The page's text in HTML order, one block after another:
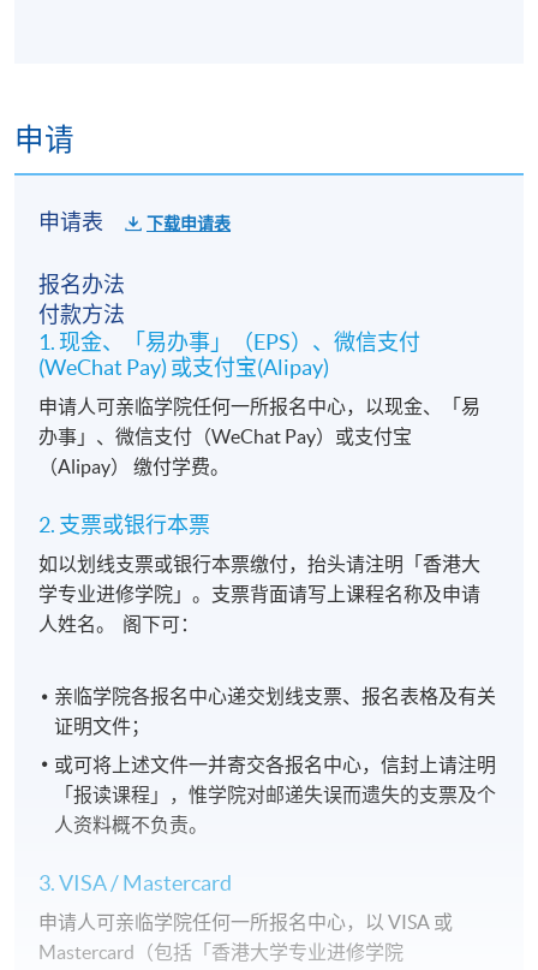
申请
申请表 下载申请表
报名办法
付款方法
1. 现金、「易办事」（EPS）、微信支付
(WeChat Pay) 或支付宝(Alipay)
申请人可亲临学院任何一所报名中心，以现金、「易
办事」、微信支付（WeChat Pay）或支付宝
（Alipay） 缴付学费。
2. 支票或银行本票
如以划线支票或银行本票缴付，抬头请注明「香港大
学专业进修学院」。支票背面请写上课程名称及申请
人姓名。 阁下可：
亲临学院各报名中心递交划线支票、报名表格及有关
证明文件；
或可将上述文件一并寄交各报名中心，信封上请注明
「报读课程」，惟学院对邮递失误而遗失的支票及个
人资料概不负责。
3. VISA / Mastercard
申请人可亲临学院任何一所报名中心，以 VISA 或
Mastercard（包括「香港大学专业进修学院